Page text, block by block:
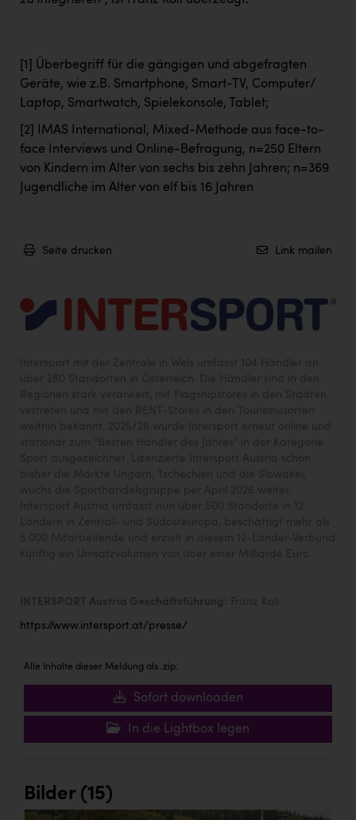
[1]
Überbegriff für die gängigen und abgefragten
Geräte, wie z.B. Smartphone, Smart-TV, Computer/
Laptop, Smartwatch, Spielekonsole, Tablet;
[2]
IMAS International, Mixed-Methode aus face-to-
face Interviews und Online-Befragung, n=250 Eltern
von Kindern im Alter von sechs bis zehn Jahren; n=369
Jugendliche im Alter von elf bis 16 Jahren
Seite drucken Link mailen
https://www.intersport.at/presse/
Alle Inhalte dieser Meldung als .zip:
Sofort downloaden
In die Lightbox legen
Bilder (15)